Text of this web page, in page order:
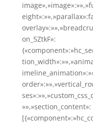
on_5ZtkF»:
»»,»section_content»: